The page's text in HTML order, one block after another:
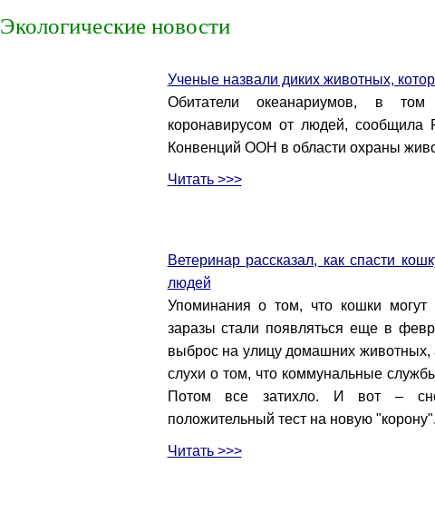
Экологические новости
Ученые назвали диких животных,
Обитатели океанариумов, в том
коронавирусом от людей, сообщила
Конвенций ООН в области охраны
Читать >>>
Ветеринар рассказал, как спасти
людей
Упоминания о том, что кошки могут
заразы стали появляться еще в
выброс на улицу домашних животных,
слухи о том, что коммунальные
Потом все затихло. И вот –
положительный тест на новую "корону".
Читать >>>